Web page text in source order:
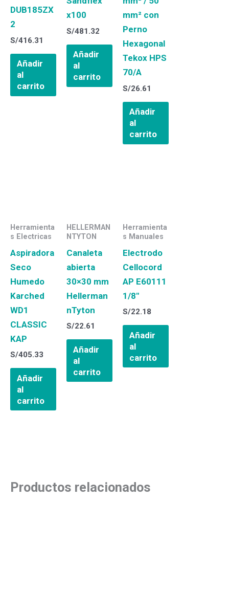
DUB185ZX
2
S/416.31
Añadir
al
carrito
x100
S/481.32
Añadir
al
carrito
mm² con
Perno
Hexagonal
Tekox HPS
70/A
S/26.61
Añadir
al
carrito
Herramienta
s Electricas
Aspiradora
Seco
Humedo
Karched
WD1
CLASSIC
KAP
S/405.33
Añadir
al
carrito
HELLERMAN
NTYTON
Canaleta
abierta
30×30 mm
Hellerman
nTyton
S/22.61
Añadir
al
carrito
Herramienta
s Manuales
Electrodo
Cellocord
AP E60111
1/8″
S/22.18
Añadir
al
carrito
Productos relacionados